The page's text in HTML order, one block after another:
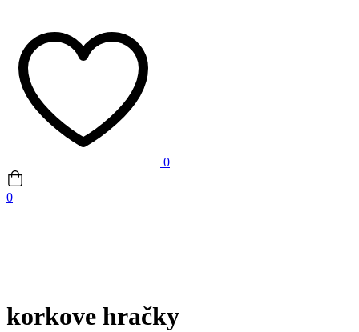
0
0
korkove hračky